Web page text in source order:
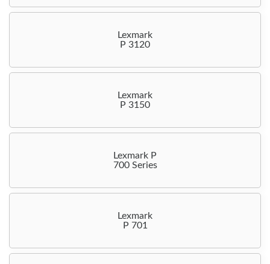
Lexmark
P 3120
Lexmark
P 3150
Lexmark P
700 Series
Lexmark
P 701